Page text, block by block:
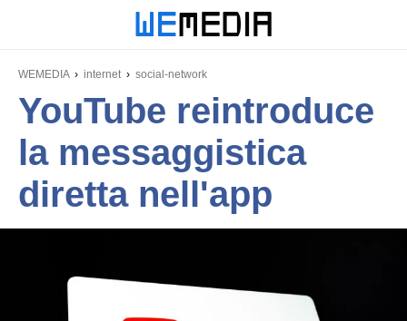
WEMEDIA internet social-network
YouTube reintroduce
la messaggistica
diretta nell'app